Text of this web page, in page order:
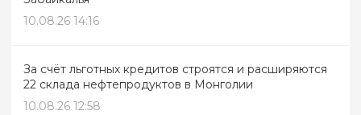
10.08.26 14:16
За счёт льготных кредитов строятся и расширяются
22 склада нефтепродуктов в Монголии
10.08.26 12:58